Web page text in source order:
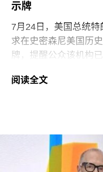
示牌
7月24日，美国总统
求在史密森尼美国历
牌，提醒公众该机构
持续针对史密森尼学
扬“美国的伟大”。
其中，美国国家历史
阅读全文